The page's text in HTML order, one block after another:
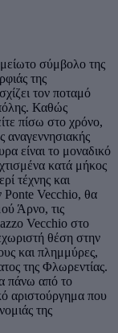
σύμβολο της
της
τον ποταμό
Καθώς
πίσω στο χρόνο,
αναγεννησιακής
είναι το μοναδικό
κατά μήκος
τέχνης και
Ponte Vecchio, θα
Άρνο, τις
Vecchio στο
θέση στην
και πλημμύρες,
της Φλωρεντίας.
πάνω από το
αριστούργημα που
της